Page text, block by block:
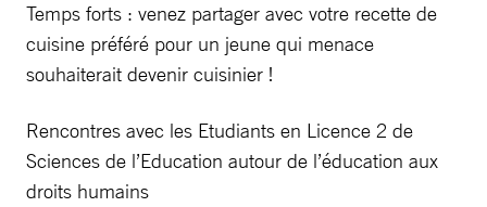
Temps forts : venez partager avec votre recette de
cuisine préféré pour un jeune qui menace
souhaiterait devenir cuisinier !
Rencontres avec les Etudiants en Licence 2 de
Sciences de l’Education autour de l’éducation aux
droits humains